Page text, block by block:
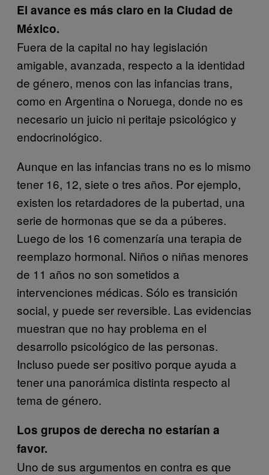
El avance es más claro en la Ciudad de
México.
Fuera de la capital no hay legislación
amigable, avanzada, respecto a la identidad
de género, menos con las infancias trans,
como en Argentina o Noruega, donde no es
necesario un juicio ni peritaje psicológico y
endocrinológico.
Aunque en las infancias trans no es lo mismo
tener 16, 12, siete o tres años. Por ejemplo,
existen los retardadores de la pubertad, una
serie de hormonas que se da a púberes.
Luego de los 16 comenzaría una terapia de
reemplazo hormonal. Niños o niñas menores
de 11 años no son sometidos a
intervenciones médicas. Sólo es transición
social, y puede ser reversible. Las evidencias
muestran que no hay problema en el
desarrollo psicológico de las personas.
Incluso puede ser positivo porque ayuda a
tener una panorámica distinta respecto al
tema de género.
Los grupos de derecha no estarían a
favor.
Uno de sus argumentos en contra es que